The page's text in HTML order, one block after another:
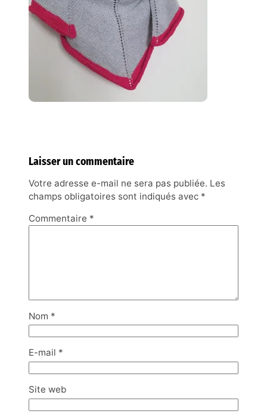
Laisser un commentaire
Votre adresse e-mail ne sera pas publiée. Les
champs obligatoires sont indiqués avec *
Commentaire *
Nom *
E-mail *
Site web